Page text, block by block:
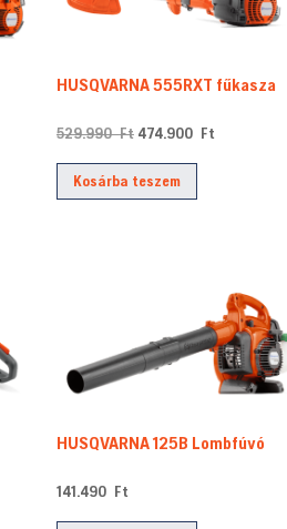
HUSQVARNA 555RXT fűkasza
529.990Ft Original
price
was:
474.900 FtCurrent
Kosárba teszem
HUSQVARNA 125B Lombfúvó
141.490 Ft